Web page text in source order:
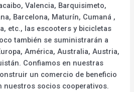
Valencia, Barquisimeto,
Barcelona, Maturín, Cumaná ,
etc., las escooters y bicicletas
también se suministrarán a
América, Australia, Austria,
Confiamos en nuestras
un comercio de beneficio
nuestros socios cooperativos.